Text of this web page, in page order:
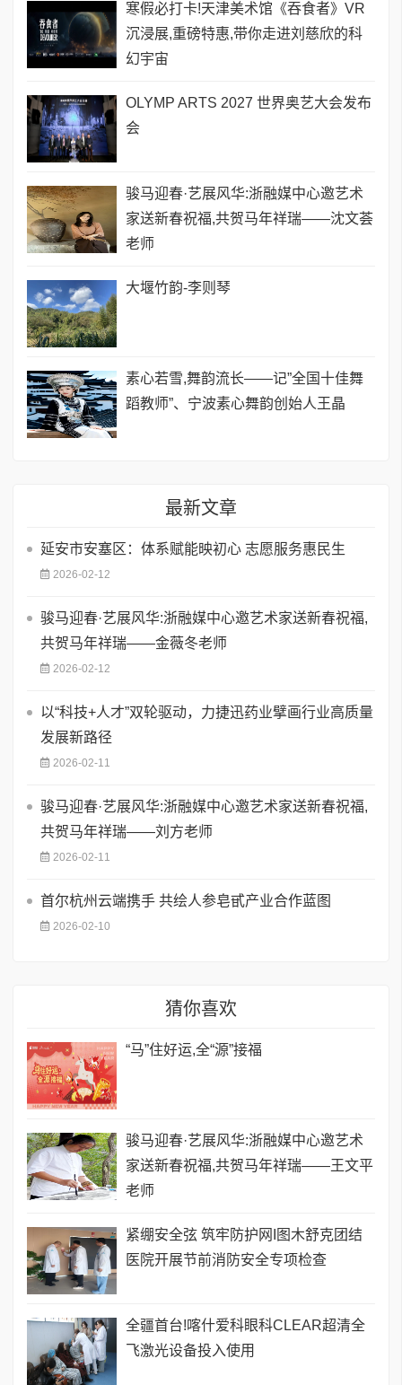
寒假必打卡!天津美术馆《吞食者》VR
沉浸展,重磅特惠,带你走进刘慈欣的科
幻宇宙
OLYMP ARTS 2027 世界奥艺大会发布
会
骏马迎春·艺展风华:浙融媒中心邀艺术
家送新春祝福,共贺马年祥瑞——沈文荟
老师
大堰竹韵-​李则琴
素心若雪,舞韵流长——记”全国十佳舞
蹈教师”、宁波素心舞韵创始人王晶
最新文章
延安市安塞区：体系赋能映初心 志愿服务惠民生
2026-02-12
骏马迎春·艺展风华:浙融媒中心邀艺术家送新春祝福,
共贺马年祥瑞——金薇冬老师
2026-02-12
以“科技+人才”双轮驱动，力捷迅药业擘画行业高质量
发展新路径
2026-02-11
骏马迎春·艺展风华:浙融媒中心邀艺术家送新春祝福,
共贺马年祥瑞——刘方老师
2026-02-11
首尔杭州云端携手 共绘人参皂甙产业合作蓝图
2026-02-10
猜你喜欢
​“马”住好运,全“源”接福
骏马迎春·艺展风华:浙融媒中心邀艺术
家送新春祝福,共贺马年祥瑞——王文平
老师
紧绷安全弦 筑牢防护网I图木舒克团结
医院开展节前消防安全专项检查
全疆首台!喀什爱科眼科CLEAR超清全
飞激光设备投入使用